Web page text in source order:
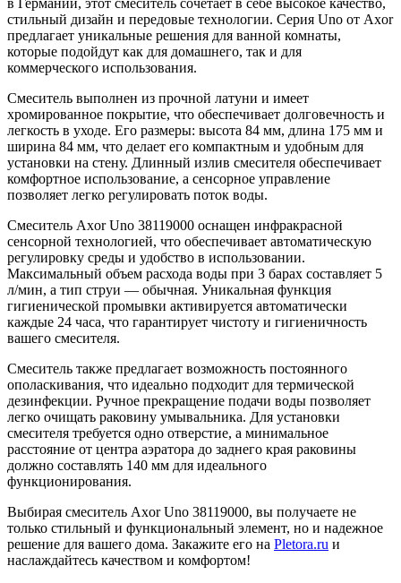
стильный дизайн и передовые технологии. Серия Uno от Axor
предлагает уникальные решения для ванной комнаты,
которые подойдут как для домашнего, так и для
коммерческого использования.
Смеситель выполнен из прочной латуни и имеет
хромированное покрытие, что обеспечивает долговечность и
легкость в уходе. Его размеры: высота 84 мм, длина 175 мм и
ширина 84 мм, что делает его компактным и удобным для
установки на стену. Длинный излив смесителя обеспечивает
комфортное использование, а сенсорное управление
позволяет легко регулировать поток воды.
Смеситель Axor Uno 38119000 оснащен инфракрасной
сенсорной технологией, что обеспечивает автоматическую
регулировку среды и удобство в использовании.
Максимальный объем расхода воды при 3 барах составляет 5
л/мин, а тип струи — обычная. Уникальная функция
гигиенической промывки активируется автоматически
каждые 24 часа, что гарантирует чистоту и гигиеничность
вашего смесителя.
Смеситель также предлагает возможность постоянного
ополаскивания, что идеально подходит для термической
дезинфекции. Ручное прекращение подачи воды позволяет
легко очищать раковину умывальника. Для установки
смесителя требуется одно отверстие, а минимальное
расстояние от центра аэратора до заднего края раковины
должно составлять 140 мм для идеального
функционирования.
Выбирая смеситель Axor Uno 38119000, вы получаете не
только стильный и функциональный элемент, но и надежное
решение для вашего дома. Закажите его на Pletora.ru и
наслаждайтесь качеством и комфортом!